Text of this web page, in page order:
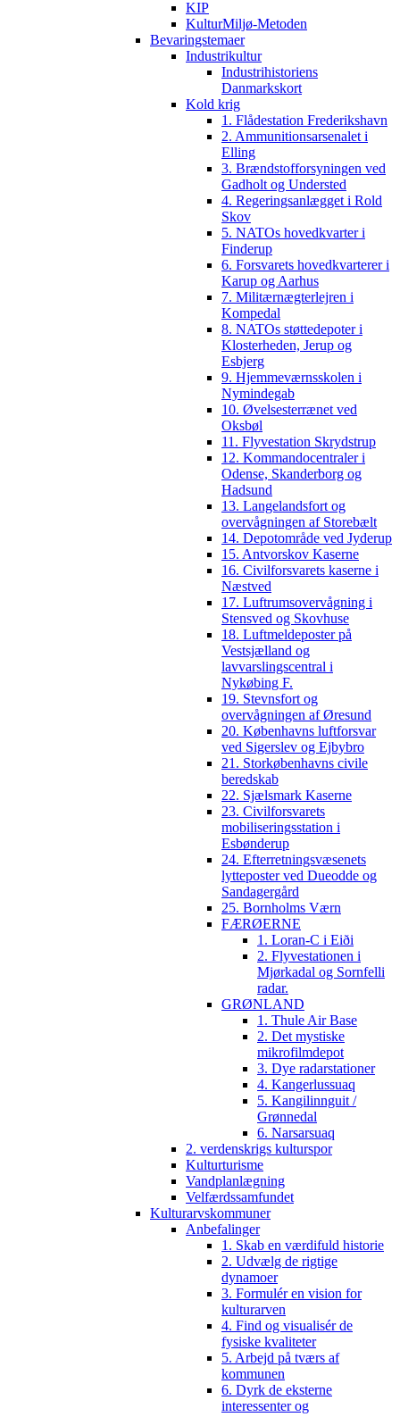
KIP
KulturMiljø-Metoden
Bevaringstemaer
Industrikultur
Industrihistoriens
Danmarkskort
Kold krig
1. Flådestation Frederikshavn
2. Ammunitionsarsenalet i
Elling
3. Brændstofforsyningen ved
Gadholt og Understed
4. Regeringsanlægget i Rold
Skov
5. NATOs hovedkvarter i
Finderup
6. Forsvarets hovedkvarterer i
Karup og Aarhus
7. Militærnægterlejren i
Kompedal
8. NATOs støttedepoter i
Klosterheden, Jerup og
Esbjerg
9. Hjemmeværnsskolen i
Nymindegab
10. Øvelsesterrænet ved
Oksbøl
11. Flyvestation Skrydstrup
12. Kommandocentraler i
Odense, Skanderborg og
Hadsund
13. Langelandsfort og
overvågningen af Storebælt
14. Depotområde ved Jyderup
15. Antvorskov Kaserne
16. Civilforsvarets kaserne i
Næstved
17. Luftrumsovervågning i
Stensved og Skovhuse
18. Luftmeldeposter på
Vestsjælland og
lavvarslingscentral i
Nykøbing F.
19. Stevnsfort og
overvågningen af Øresund
20. Københavns luftforsvar
ved Sigerslev og Ejbybro
21. Storkøbenhavns civile
beredskab
22. Sjælsmark Kaserne
23. Civilforsvarets
mobiliseringsstation i
Esbønderup
24. Efterretningsvæsenets
lytteposter ved Dueodde og
Sandagergård
25. Bornholms Værn
FÆRØERNE
1. Loran-C i Eiði
2. Flyvestationen i
Mjørkadal og Sornfelli
radar.
GRØNLAND
1. Thule Air Base
2. Det mystiske
mikrofilmdepot
3. Dye radarstationer
4. Kangerlussuaq
5. Kangilinnguit /
Grønnedal
6. Narsarsuaq
2. verdenskrigs kulturspor
Kulturturisme
Vandplanlægning
Velfærdssamfundet
Kulturarvskommuner
Anbefalinger
1. Skab en værdifuld historie
2. Udvælg de rigtige
dynamoer
3. Formulér en vision for
kulturarven
4. Find og visualisér de
fysiske kvaliteter
5. Arbejd på tværs af
kommunen
6. Dyrk de eksterne
interessenter og